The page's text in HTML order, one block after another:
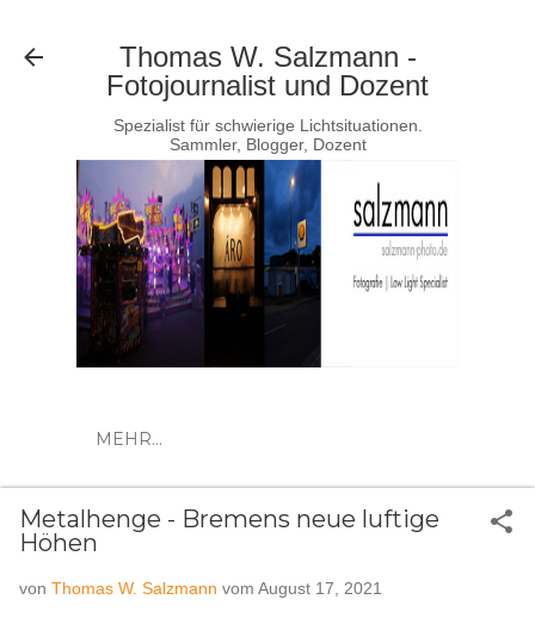
Thomas W. Salzmann -
Fotojournalist und Dozent
Spezialist für schwierige Lichtsituationen.
Sammler, Blogger, Dozent
MEHR…
Metalhenge - Bremens neue luftige
Höhen
von Thomas W. Salzmann vom August 17, 2021